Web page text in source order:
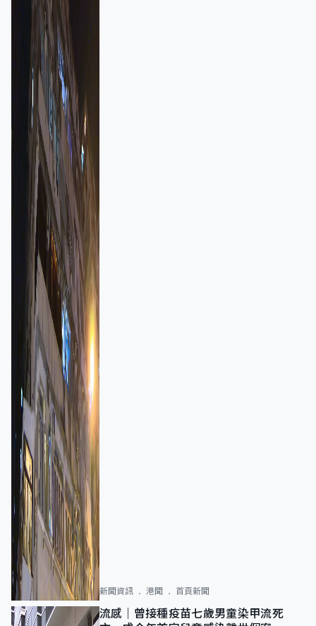
新聞資訊 港聞 首頁新聞
流感｜曾接種疫苗七歲男童染甲流死